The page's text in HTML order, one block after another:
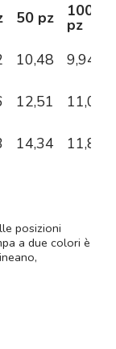
50 pz 100
pz
10,48
9,94
12,51
11,03
14,34 11,83
posizioni
a due colori è